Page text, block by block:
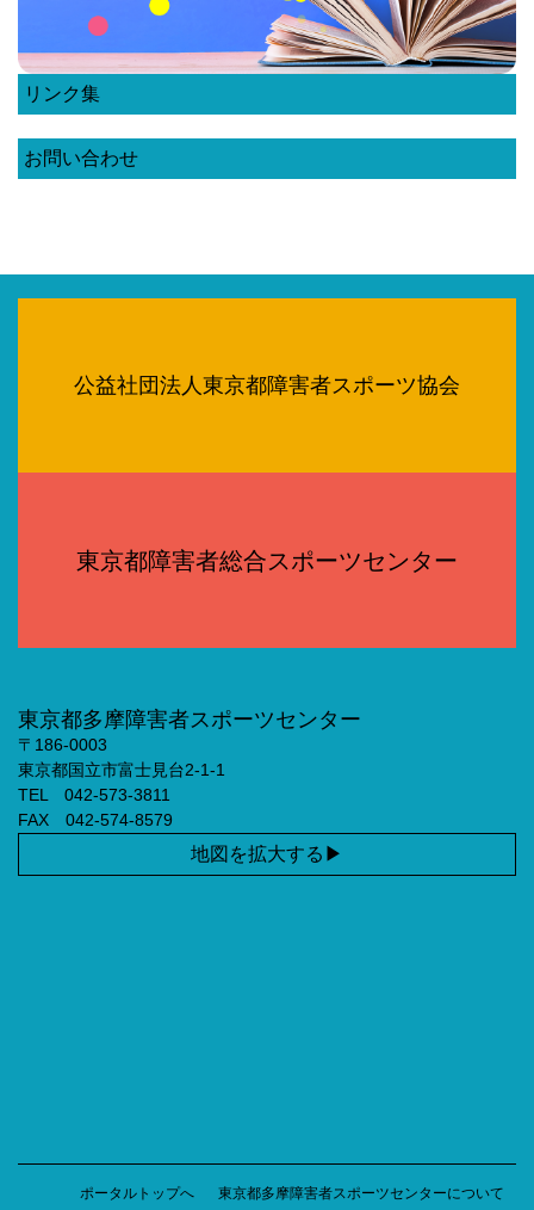
リンク集
お問い合わせ
公益社団法人東京都障害者スポーツ協会
東京都障害者総合スポーツセンター
東京都多摩障害者スポーツセンター
〒186-0003
東京都国立市富士見台2-1-1
TEL 042-573-3811
FAX 042-574-8579
地図を拡大する
ポータルトップへ 東京都多摩障害者スポーツセンターについて